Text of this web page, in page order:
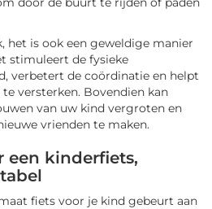
het is ook een geweldige manier
stimuleert de fysieke
verbetert de coördinatie en helpt
versterken. Bovendien kan
van uw kind vergroten en
vrienden te maken.
een kinderfiets,
fiets voor je kind gebeurt aan